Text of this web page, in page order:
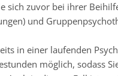
sich zuvor bei ihrer
und
in einer laufenden
möglich, sodass